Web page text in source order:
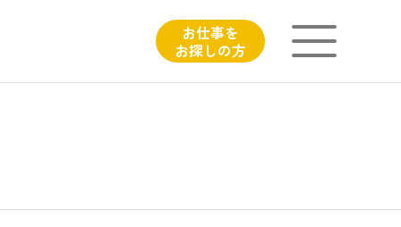
お仕事を
お探しの方
よくあるご質問